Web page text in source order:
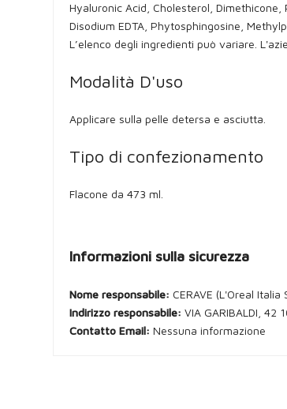
Hyaluronic Acid, Cholesterol,
Disodium EDTA, Phytosphingosine,
L’elenco degli ingredienti può variare.
Modalità D'uso
Applicare sulla pelle detersa e asciutta.
Tipo di confezionamento
Flacone da 473 ml.
Informazioni sulla sicurezza
Nome responsabile: CERAVE (L'Oreal Italia
Indirizzo responsabile: VIA GARIBALDI, 42
Contatto Email: Nessuna informazione